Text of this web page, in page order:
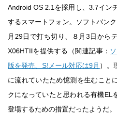
Android OS 2.1を採用し、3.7イン
するスマートフォン。ソフトバン
月29日で打ち切り、８月3日から
X06HTIIを提供する（関連記事：
版を発売、S!メール対応は9月 ）。
に流れていたため憶測を生むこと
クになっていたと思われる有機EL
登場するための措置だったようだ。